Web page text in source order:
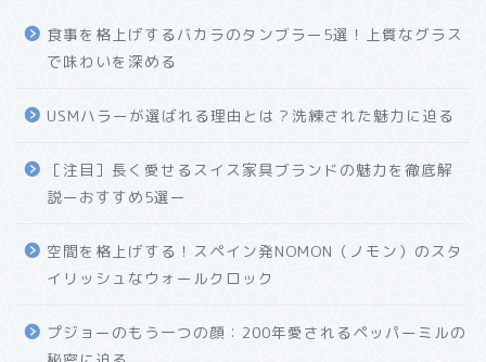
食事を格上げするバカラのタンブラー5選！上質なグラス
で味わいを深める
USMハラーが選ばれる理由とは？洗練された魅力に迫る
［注目］長く愛せるスイス家具ブランドの魅力を徹底解
説ーおすすめ5選ー
空間を格上げする！スペイン発NOMON（ノモン）のスタ
イリッシュなウォールクロック
プジョーのもう一つの顔：200年愛されるペッパーミルの